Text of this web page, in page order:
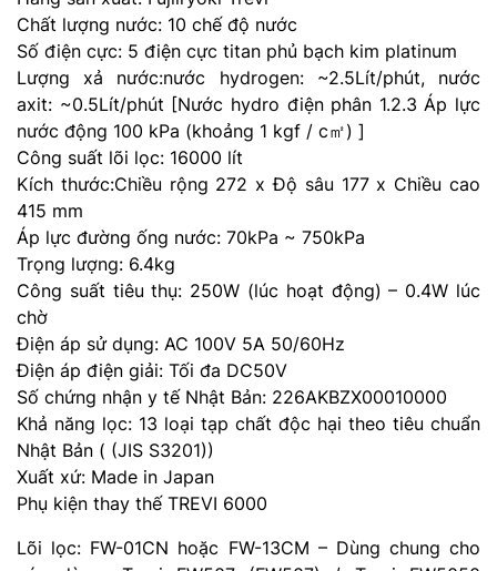
Chất lượng nước: 10 chế độ nước
Số điện cực: 5 điện cực titan phủ bạch kim platinum
Lượng xả nước:nước hydrogen: ~2.5Lít/phút, nước
axit: ~0.5Lít/phút [Nước hydro điện phân 1.2.3 Áp lực
nước động 100 kPa (khoảng 1 kgf / c㎡) ]
Công suất lõi lọc: 16000 lít
Kích thước:Chiều rộng 272 x Độ sâu 177 x Chiều cao
415 mm
Áp lực đường ống nước: 70kPa ~ 750kPa
Trọng lượng: 6.4kg
Công suất tiêu thụ: 250W (lúc hoạt động) – 0.4W lúc
chờ
Điện áp sử dụng: AC 100V 5A 50/60Hz
Điện áp điện giải: Tối đa DC50V
Số chứng nhận y tế Nhật Bản: 226AKBZX00010000
Khả năng lọc: 13 loại tạp chất độc hại theo tiêu chuẩn
Nhật Bản ( (JIS S3201))
Xuất xứ: Made in Japan
Phụ kiện thay thế TREVI 6000
Lõi lọc: FW-01CN hoặc FW-13CM – Dùng chung cho